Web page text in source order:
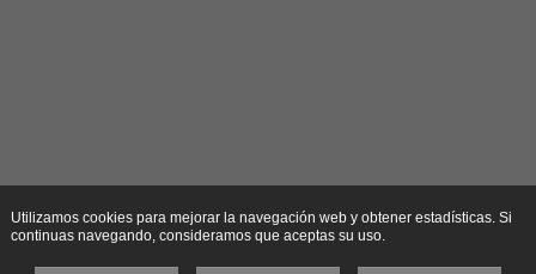
Utilizamos cookies para mejorar la navegación web y obtener estadísticas. Si
continuas navegando, consideramos que aceptas su uso.